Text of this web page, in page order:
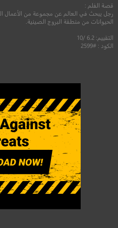
قصة الفلم :
الحيوانات من منطقة البروج الصينية.
التقييم: 6.2 /10
الكود : #2599